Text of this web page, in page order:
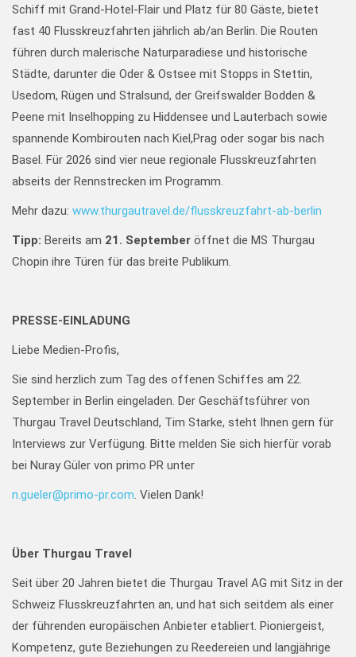
Schiff mit Grand-Hotel-Flair und Platz für 80 Gäste, bietet
fast 40 Flusskreuzfahrten jährlich ab/an Berlin. Die Routen
führen durch malerische Naturparadiese und historische
Städte, darunter die Oder & Ostsee mit Stopps in Stettin,
Usedom, Rügen und Stralsund, der Greifswalder Bodden &
Peene mit Inselhopping zu Hiddensee und Lauterbach sowie
spannende Kombirouten nach Kiel,Prag oder sogar bis nach
Basel. Für 2026 sind vier neue regionale Flusskreuzfahrten
abseits der Rennstrecken im Programm.
Mehr dazu: www.thurgautravel.de/flusskreuzfahrt-ab-berlin
Tipp: Bereits am 21. September öffnet die MS Thurgau
Chopin ihre Türen für das breite Publikum.
PRESSE-EINLADUNG
Liebe Medien-Profis,
Sie sind herzlich zum Tag des offenen Schiffes am 22.
September in Berlin eingeladen. Der Geschäftsführer von
Thurgau Travel Deutschland, Tim Starke, steht Ihnen gern für
Interviews zur Verfügung. Bitte melden Sie sich hierfür vorab
bei Nuray Güler von primo PR unter
n.gueler@primo-pr.com. Vielen Dank!
Über Thurgau Travel
Seit über 20 Jahren bietet die Thurgau Travel AG mit Sitz in der
Schweiz Flusskreuzfahrten an, und hat sich seitdem als einer
der führenden europäischen Anbieter etabliert. Pioniergeist,
Kompetenz, gute Beziehungen zu Reedereien und langjährige